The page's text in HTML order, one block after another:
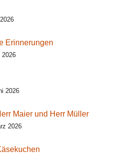
Erinnerungen
2026
Maier und Herr Müller
2026